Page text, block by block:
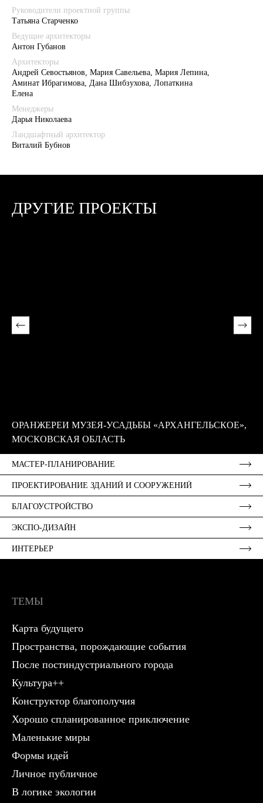
Руководители проектной группы
Татьяна Старченко
Ведущие архитекторы
Антон Губанов
Архитекторы
Андрей Севостьянов, Мария Савельева, Мария Лепина,
Аминат Ибрагимова, Дана Шибзухова, Лопаткина
Елена
Менеджеры
Дарья Николаева
Ландшафтный архитектор
Виталий Бубнов
ДРУГИЕ ПРОЕКТЫ
ОРАНЖЕРЕИ МУЗЕЯ-УСАДЬБЫ «АРХАНГЕЛЬСКОЕ»,
МОСКОВСКАЯ ОБЛАСТЬ
МАСТЕР-ПЛАНИРОВАНИЕ
ПРОЕКТИРОВАНИЕ ЗДАНИЙ И СООРУЖЕНИЙ
БЛАГОУСТРОЙСТВО
ЭКСПО-ДИЗАЙН
ИНТЕРЬЕР
ТЕМЫ
Карта будущего
Пространства, порождающие события
После постиндустриального города
Культура++
Конструктор благополучия
Хорошо спланированное приключение
Маленькие миры
Формы идей
Личное публичное
В логике экологии